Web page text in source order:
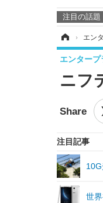
注目の話題
› エン
ニフ
エンタープ
注目記事
世